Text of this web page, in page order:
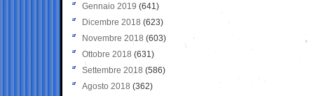
Gennaio 2019 (641)
Dicembre 2018 (623)
Novembre 2018 (603)
Ottobre 2018 (631)
Settembre 2018 (586)
Agosto 2018 (362)